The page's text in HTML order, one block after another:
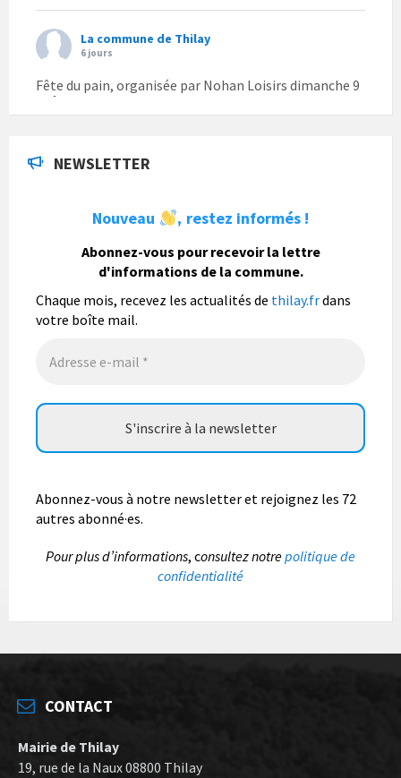
La commune de Thilay
6 jours
Fête du pain, organisée par Nohan Loisirs dimanche 9
août.
population mais également les visiteurs à son
bulletin municipal annuel en organisant un concours
photo gratuit OUVERT À TOUS.
Vous pouvez envoyer vos photo...Lire la suite
NEWSLETTER
Nouveau , restez informés !
Abonnez-vous pour recevoir la lettre
d'informations de la commune.
Chaque mois, recevez les actualités de thilay.frdans
votre boîte mail.
Abonnez-vous à notre newsletter et rejoignez les 72
autres abonné·es.
Pour plus d’informations, consultez notrepolitique de
confidentialité
CONTACT
Mairie de Thilay
19, rue de la Naux 08800 Thilay